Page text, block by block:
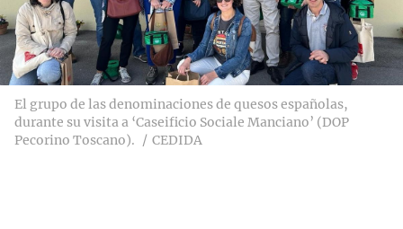
El grupo de las denominaciones de quesos españolas,
durante su visita a ‘Caseificio Sociale Manciano’ (DOP
Pecorino Toscano).
CEDIDA